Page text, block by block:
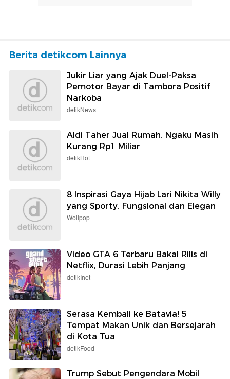
Berita detikcom Lainnya
Jukir Liar yang Ajak Duel-Paksa
Pemotor Bayar di Tambora Positif
Narkoba
detikNews
Aldi Taher Jual Rumah, Ngaku Masih
Kurang Rp1 Miliar
detikHot
8 Inspirasi Gaya Hijab Lari Nikita Willy
yang Sporty, Fungsional dan Elegan
Wolipop
Video GTA 6 Terbaru Bakal Rilis di
Netflix, Durasi Lebih Panjang
detikInet
Serasa Kembali ke Batavia! 5
Tempat Makan Unik dan Bersejarah
di Kota Tua
detikFood
Trump Sebut Pengendara Mobil